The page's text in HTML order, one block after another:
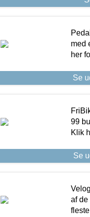
med
her
Se
99
Klik
Se
af de